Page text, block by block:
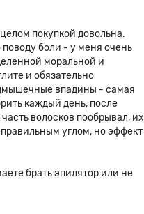
покупкой довольна.
боли - у меня очень
моральной и
и обязательно
впадины - самая
каждый день, после
волосков пообрывал, их
углом, но эффект
брать эпилятор или не